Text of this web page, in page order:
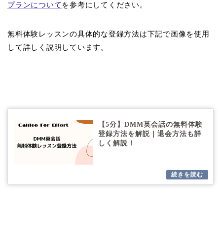
プランについて を参考にしてください。
無料体験レッスンの具体的な登録方法は下記で画像を使用
して詳しく説明しています。
【5分】DMM英会話の無料体験
登録方法を解説｜退会方法も詳
しく解説！